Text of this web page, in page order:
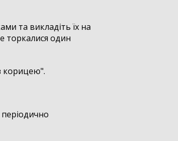
та викладіть їх на
торкалися один
корицею".